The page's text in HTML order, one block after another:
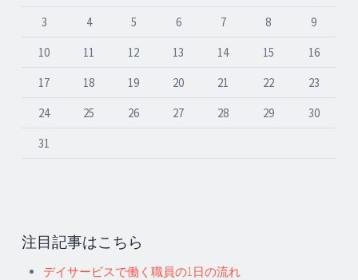
3
4 5 6 7 8
9
10
11 12 13 14 15
16
17
18 19 20 21 22
23
24
25 26 27 28 29
30
31
注目記事はこちら
デイサービスで働く職員の1日の流れ